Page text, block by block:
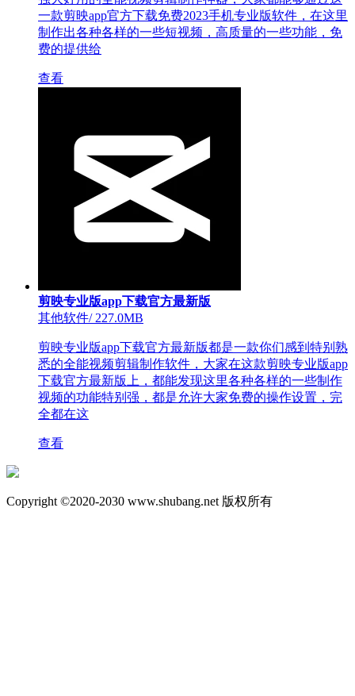
一款剪映app官方下载免费2023手机专业版软件，在这里
制作出各种各样的一些短视频，高质量的一些功能，免
费的提供给
查看
剪映专业版app下载官方最新版
其他软件/227.0MB
剪映专业版app下载官方最新版都是一款你们感到特别熟
悉的全能视频剪辑制作软件，大家在这款剪映专业版app
下载官方最新版上，都能发现这里各种各样的一些制作
视频的功能特别强，都是允许大家免费的操作设置，完
全都在这
查看
Copyright ©2020-2030 www.shubang.net 版权所有